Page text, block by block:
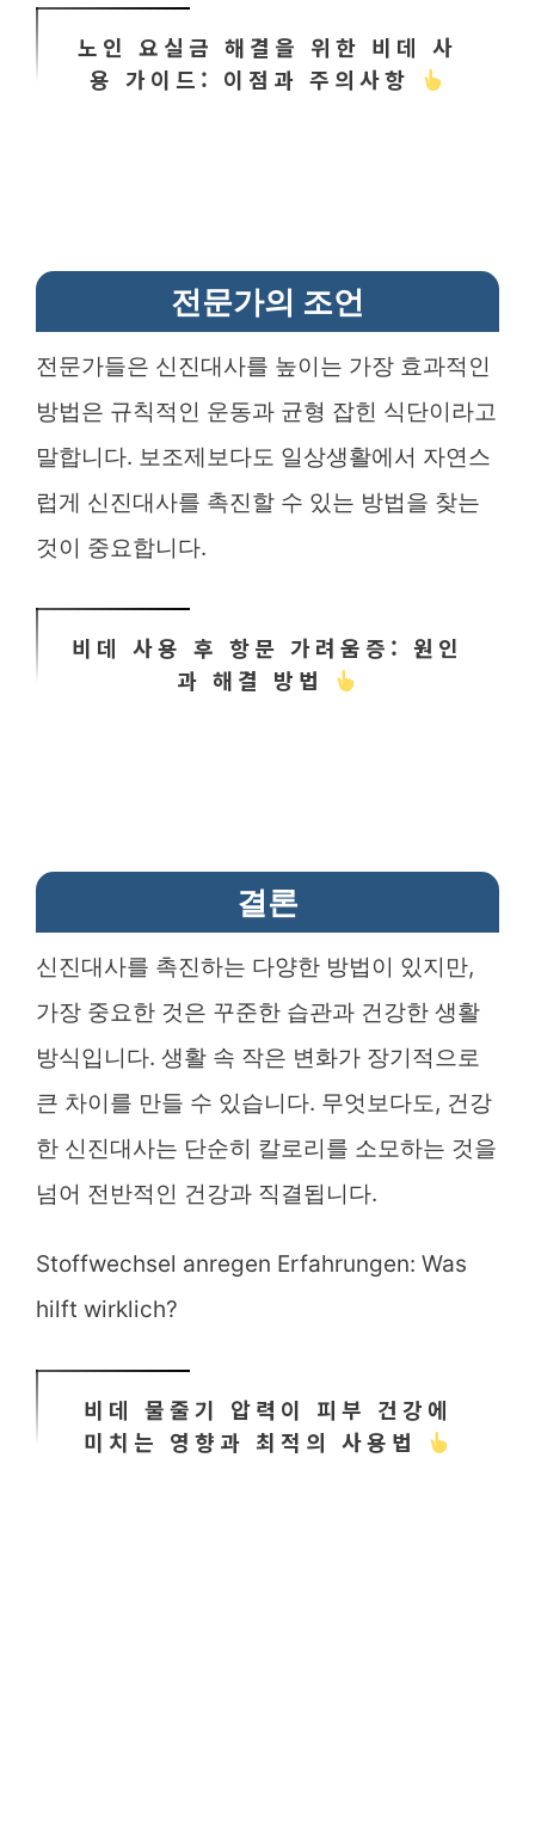
노인 요실금 해결을 위한 비데 사
용 가이드: 이점과 주의사항
전문가의 조언
전문가들은 신진대사를 높이는 가장 효과적인
방법은 규칙적인 운동과 균형 잡힌 식단이라고
말합니다. 보조제보다도 일상생활에서 자연스
럽게 신진대사를 촉진할 수 있는 방법을 찾는
것이 중요합니다.
비데 사용 후 항문 가려움증: 원인
과 해결 방법
결론
신진대사를 촉진하는 다양한 방법이 있지만,
가장 중요한 것은 꾸준한 습관과 건강한 생활
방식입니다. 생활 속 작은 변화가 장기적으로
큰 차이를 만들 수 있습니다. 무엇보다도, 건강
한 신진대사는 단순히 칼로리를 소모하는 것을
넘어 전반적인 건강과 직결됩니다.
Stoffwechsel anregen Erfahrungen: Was
hilft wirklich?
비데 물줄기 압력이 피부 건강에
미치는 영향과 최적의 사용법